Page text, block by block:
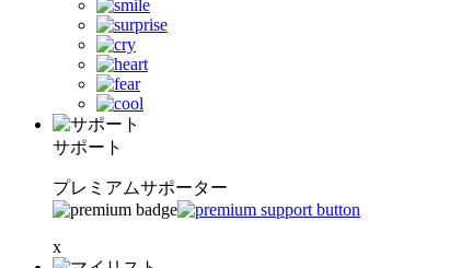
サポート
プレミアムサポーター
x